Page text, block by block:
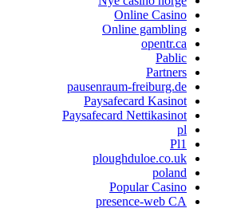
Online Casino
Online gambling
opentr.ca
Pablic
Partners
pausenraum-freiburg.de
Paysafecard Kasinot
Paysafecard Nettikasinot
pl
Pl1
ploughduloe.co.uk
poland
Popular Casino
presence-web CA